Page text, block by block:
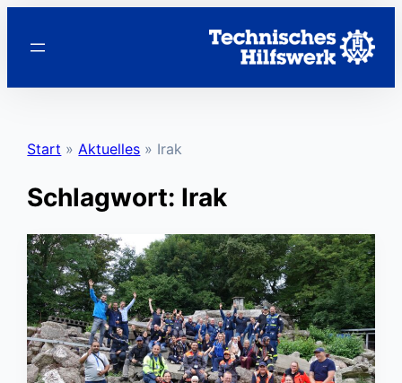
Inhalt
Start »Aktuelles » Irak
Schlagwort: Irak